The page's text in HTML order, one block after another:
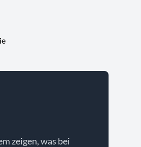
zeigen, was bei